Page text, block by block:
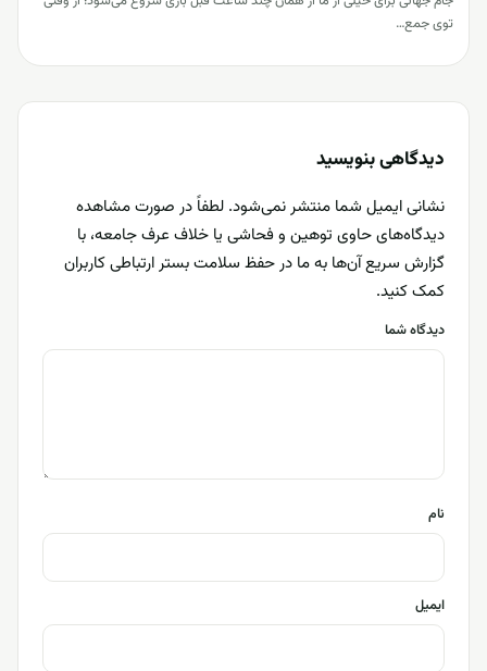
توی جمع…
دیدگاهی بنویسید
نشانی ایمیل شما منتشر نمی‌شود. لطفاً در صورت مشاهده
دیدگاه‌های حاوی توهین و فحاشی یا خلاف عرف جامعه، با
گزارش سریع آن‌ها به ما در حفظ سلامت بستر ارتباطی کاربران
کمک کنید.
دیدگاه شما
نام
ایمیل